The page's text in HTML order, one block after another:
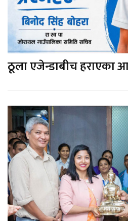
ठूला एजेन्डाबीच हराएका